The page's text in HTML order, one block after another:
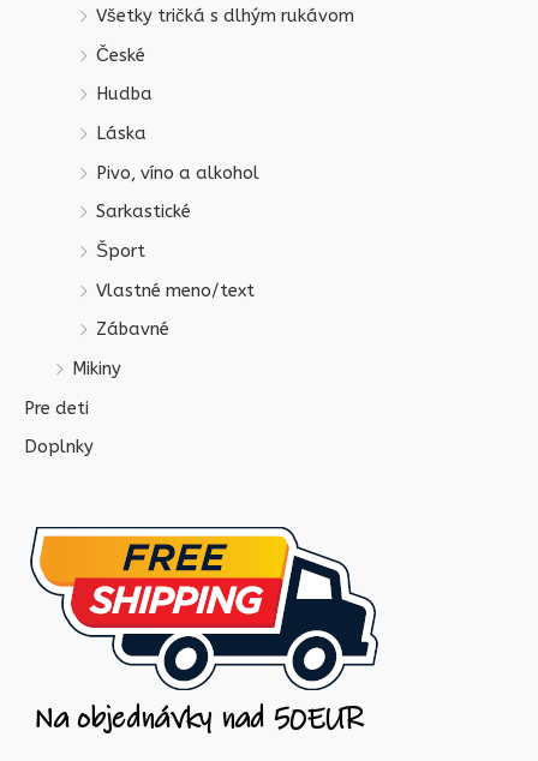
Všetky tričká s dlhým rukávom
České
Hudba
Láska
Pivo, víno a alkohol
Sarkastické
Šport
Vlastné meno/text
Zábavné
Mikiny
Pre deti
Doplnky